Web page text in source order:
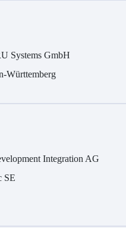
Systems GmbH
Württemberg
Integration AG
SE